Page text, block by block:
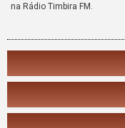
na Rádio Timbira FM.